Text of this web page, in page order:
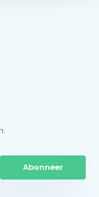
Abonneer